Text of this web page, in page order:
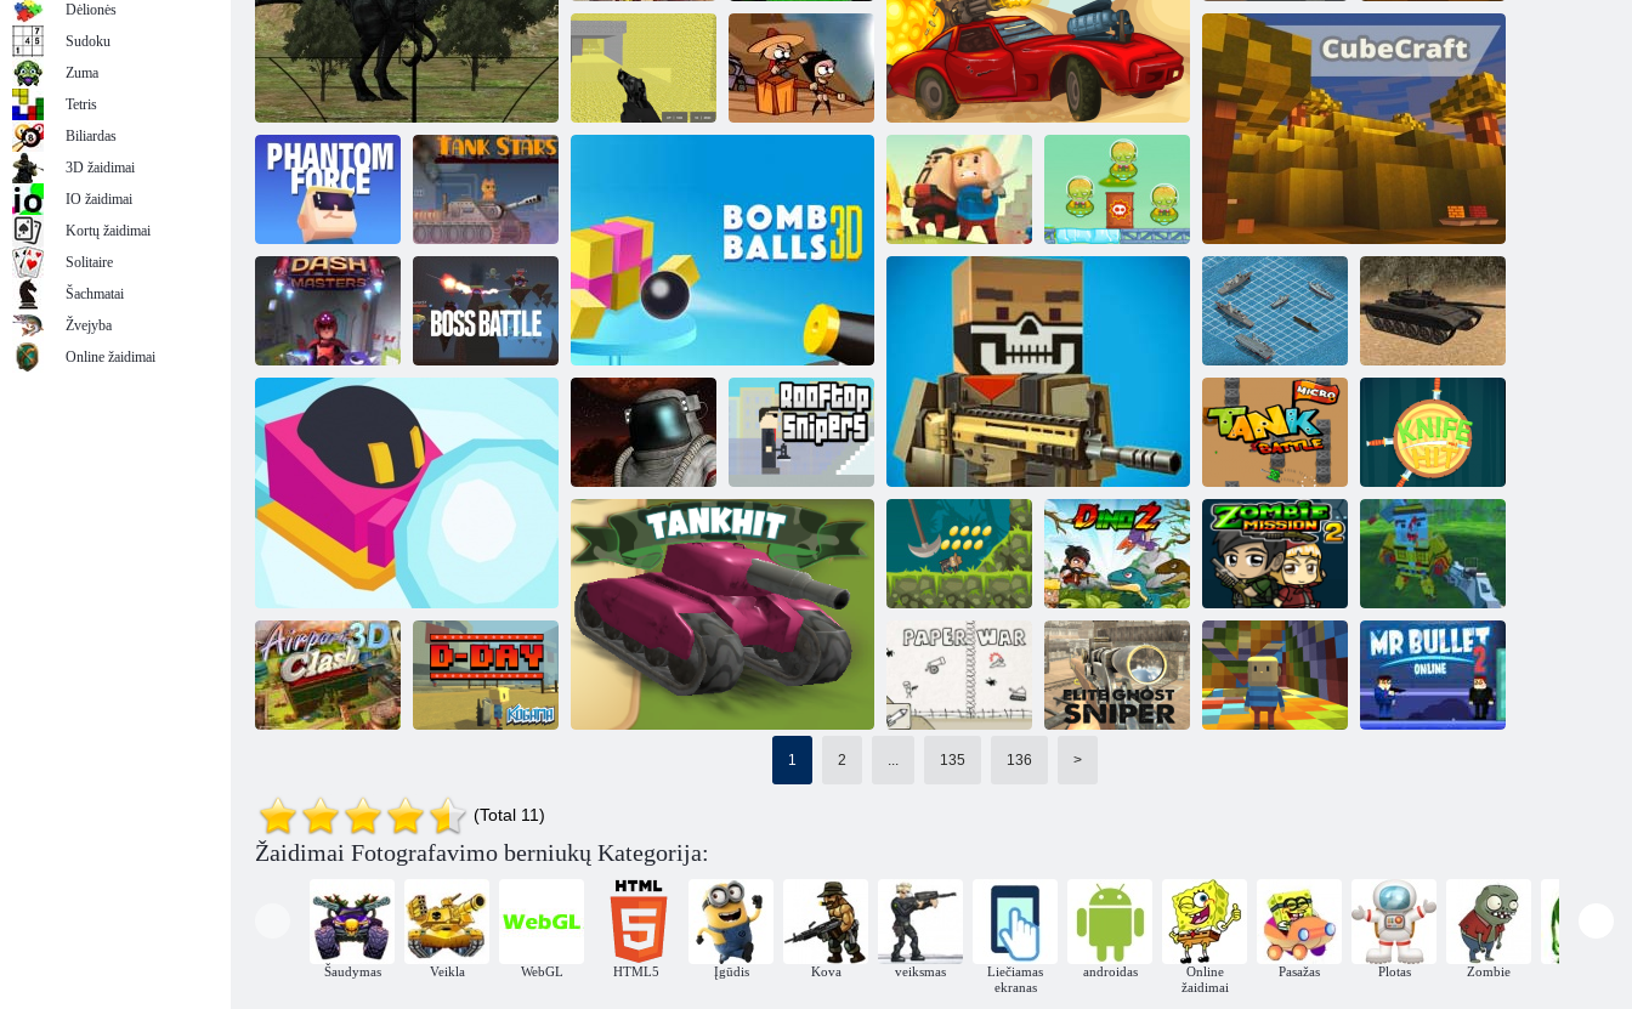
Kaukių pajėgos: Zombie Survival Kogama: 4 karas
Jurassic Dino Medžioklė
D-diena: Rush -
bokšto gynybos
„Vehicle Wars
Multiplayer
2020“
Įniršio kelias dykumoje
Žudikas
Assassinas
Kogama: statyti
laimėti
Multiplayer“
Kogama: „Cubecraft“
Peršokti
„Kogama
Phantom Force“
Tanko žvaigždės
Bombos rutuliai 3d
„Kogama“:
Tikra PVP
Dash meistrai
Pašėlęs taškų karas
Kogama: Boso
mūšis
Šarvuotis karas
Tanko
simuliatorius
Snieguolė. io
Mūšis Plotas
Stogo
snieglenčių
Mikro tanka
mūšis
Tankhitas
Peilis hit
Indi patranka „DinoZ“ Zombių misija 2 Šaudymo gauja
Oro uosto
susidūrimas 3d
Kogama: D
diena
1 2 ... 135 136 >
(Total 11)
Žaidimai Fotografavimo berniukų Kategorija:
Šaudymas Veikla WebGL HTML5 Įgūdis Kova veiksmas
Liečiamas
ekranas
androidas
Online
žaidimai
Pasažas Plotas Zombie
Dėlionės
Sudoku
Zuma
Tetris
Biliardas
3D žaidimai
IO žaidimai
Kortų žaidimai
Solitaire
Šachmatai
Žvejyba
Online žaidimai